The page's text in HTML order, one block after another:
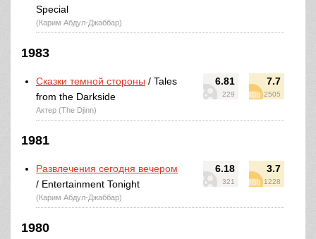
Special
(Карим Абдул-Джаббар)
1983
6.81
229
7.7
2505
Сказки темной стороны / Tales
from the Darkside
Актер (The Djinn)
1981
6.18
321
3.7
1228
Развлечения сегодня вечером
/ Entertainment Tonight
(Карим Абдул-Джаббар)
1980